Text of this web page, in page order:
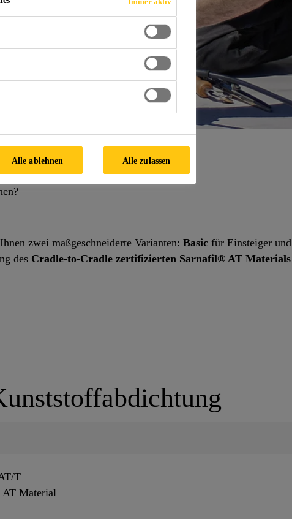
zwei maßgeschneiderte Varianten: Basic für Einsteiger und
des Cradle-to-Cradle zertifizierten Sarnafil® AT Materials
T
Material
Alle ablehnen Alle zulassen